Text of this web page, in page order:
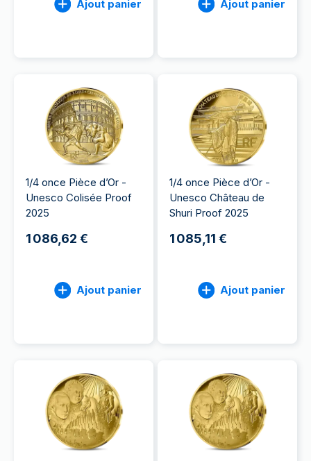
Ajout panier Ajout panier
1/4 once Pièce d’Or -
Unesco Colisée Proof
2025
1 086,62 €
Ajout panier
1/4 once Pièce d’Or -
Unesco Château de
Shuri Proof 2025
1 085,11 €
Ajout panier